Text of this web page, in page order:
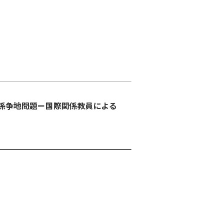
争地問題ー国際関係教員による